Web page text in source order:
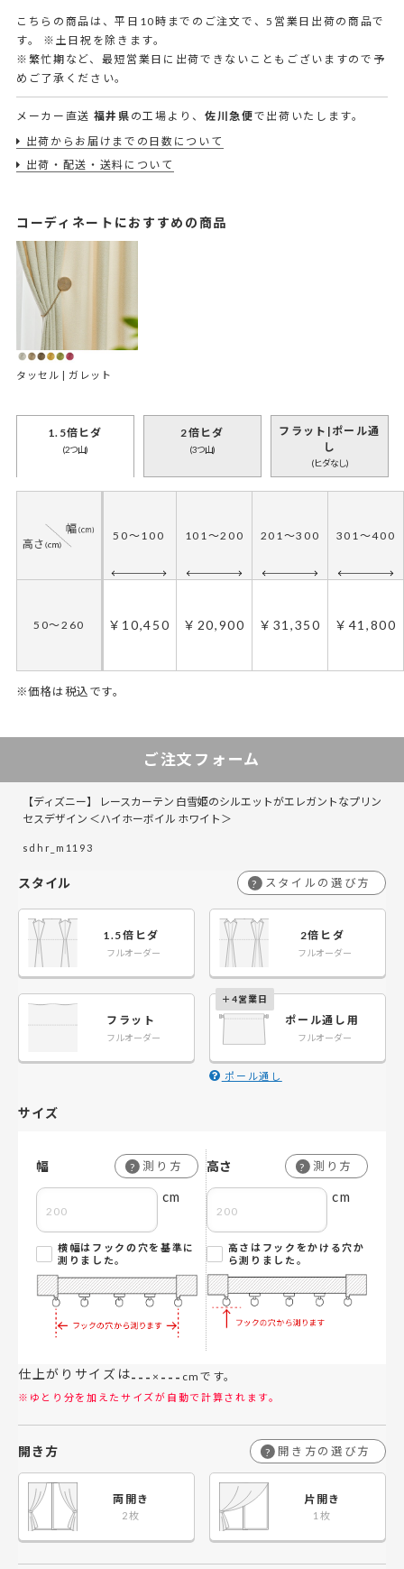
こちらの商品は、平日10時までのご注文で、5営業日出荷の商品で
す。
※土日祝を除きます。
※繁忙期など、最短営業日に出荷できないこともございますので予
めご了承ください。
メーカー直送 福井県 の工場より、 佐川急便で出荷いたします。
出荷からお届けまでの日数について
出荷・配送・送料について
コーディネートにおすすめの商品
タッセル | ガレット
1.5倍ヒダ
(2つ山)
50～100 101～200 201～300 301～400
50～260 ￥10,450 ￥20,900 ￥31,350 ￥41,800
※価格は税込です。
2倍ヒダ
(3つ山)
フラット|ポール通
し
(ヒダなし)
ご注文フォーム
【ディズニー】 レースカーテン 白雪姫のシルエットがエレガントなプリン
セスデザイン ＜ハイホーボイル ホワイト＞
sdhr_m1193
スタイル ? スタイルの選び方
1.5倍ヒダ
フルオーダー
2倍ヒダ
フルオーダー
フラット
フルオーダー
ポール通し用
フルオーダー
ポール通し
サイズ
幅 ? 測り方
cm
横幅はフックの穴を基準に
測りました。
高さ ? 測り方
cm
高さはフックをかける穴か
ら測りました。
仕上がりサイズは--- × --- cmです。
※ゆとり分を加えたサイズが自動で計算されます。
開き方 ? 開き方の選び方
両開き 片開き